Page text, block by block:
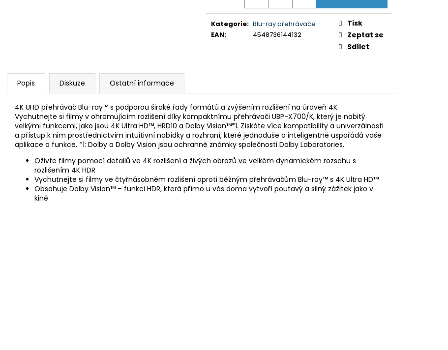
Kategorie: Blu-ray přehrávače
EAN: 4548736144132
Tisk
Zeptat se
Sdílet
Popis Diskuze Ostatní informace
4K UHD přehrávač Blu-ray™ s podporou široké řady formátů a zvýšením rozlišení na úroveň 4K.
Vychutnejte si filmy v ohromujícím rozlišení díky kompaktnímu přehrávači UBP-X700/K, který je nabitý
velkými funkcemi, jako jsou 4K Ultra HD™, HRD10 a Dolby Vision™*1. Získáte více kompatibility a univerzálnosti
a přístup k nim prostřednictvím intuitivní nabídky a rozhraní, které jednoduše a inteligentně uspořádá vaše
aplikace a funkce. *1: Dolby a Dolby Vision jsou ochranné známky společnosti Dolby Laboratories.
Oživte filmy pomocí detailů ve 4K rozlišení a živých obrazů ve velkém dynamickém rozsahu s
rozlišením 4K HDR
Vychutnejte si filmy ve čtyřnásobném rozlišení oproti běžným přehrávačům Blu-ray™ s 4K Ultra HD™
Obsahuje Dolby Vision™ – funkci HDR, která přímo u vás doma vytvoří poutavý a silný zážitek jako v
kině
28 999 Kč